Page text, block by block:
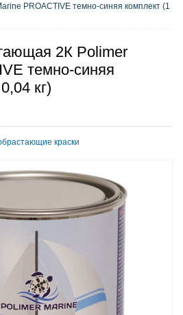
PROACTIVE темно-синяя комплект (1
2К Polimer
темно-синяя
кг)
краски